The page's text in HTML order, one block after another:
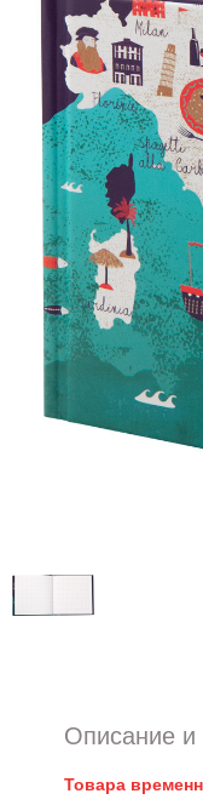
Описание и
Товара